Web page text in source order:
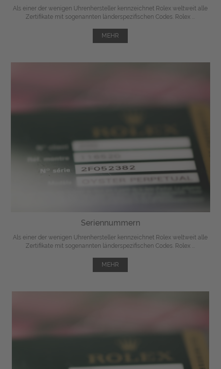
Als einer der wenigen Uhrenhersteller kennzeichnet Rolex weltweit alle
Zertifikate mit sogenannten länderspezifischen Codes. Rolex ...
MEHR
Seriennummern
Als einer der wenigen Uhrenhersteller kennzeichnet Rolex weltweit alle
Zertifikate mit sogenannten länderspezifischen Codes. Rolex ...
MEHR